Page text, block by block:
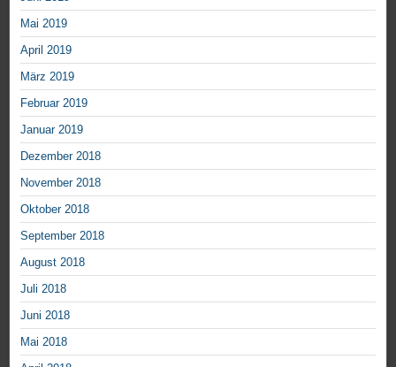
Mai 2019
April 2019
März 2019
Februar 2019
Januar 2019
Dezember 2018
November 2018
Oktober 2018
September 2018
August 2018
Juli 2018
Juni 2018
Mai 2018